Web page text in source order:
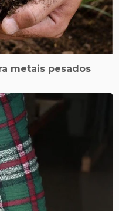
metais pesados